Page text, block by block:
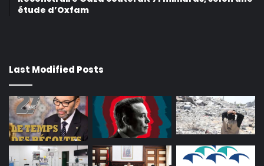
étude d’Oxfam
Last Modified Posts